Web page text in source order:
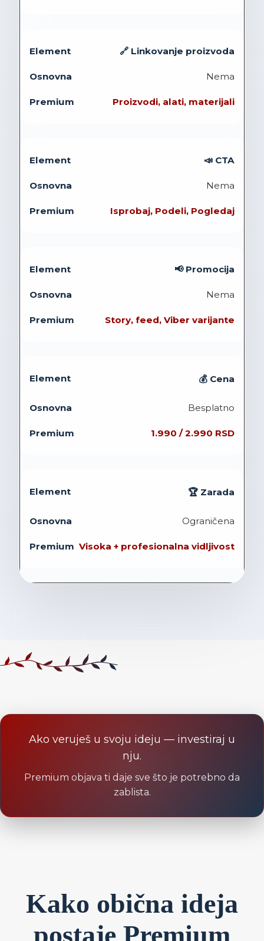
🔗 Linkovanje proizvoda
Nema
Proizvodi, alati, materijali
📣 CTA
Nema
Isprobaj, Podeli, Pogledaj
📢 Promocija
Nema
Story, feed, Viber varijante
💰 Cena
Besplatno
1.990 / 2.990 RSD
🏆 Zarada
Ograničena
Visoka + profesionalna vidljivost
Ako veruješ u svoju ideju — investiraj u
nju.
Premium objava ti daje sve što je potrebno da
zablista.
Kako obična ideja
postaje Premium